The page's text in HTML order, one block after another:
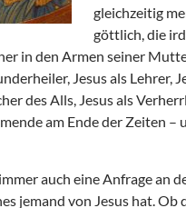
gleichzeitig
göttlich, die
in den Armen seiner
Jesus als Lehrer,
des Alls, Jesus als
am Ende der Zeiten –
auch eine Anfrage an
jemand von Jesus hat. Ob